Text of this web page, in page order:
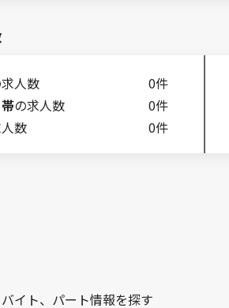
人数 0件
の求人数 0件
数 0件
イト、パート情報を探す